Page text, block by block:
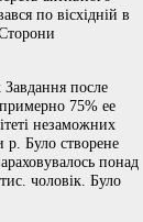
по вісхідній в
Завдання после
75% ее
незаможних
р. Було створене
понад
чоловік. Було